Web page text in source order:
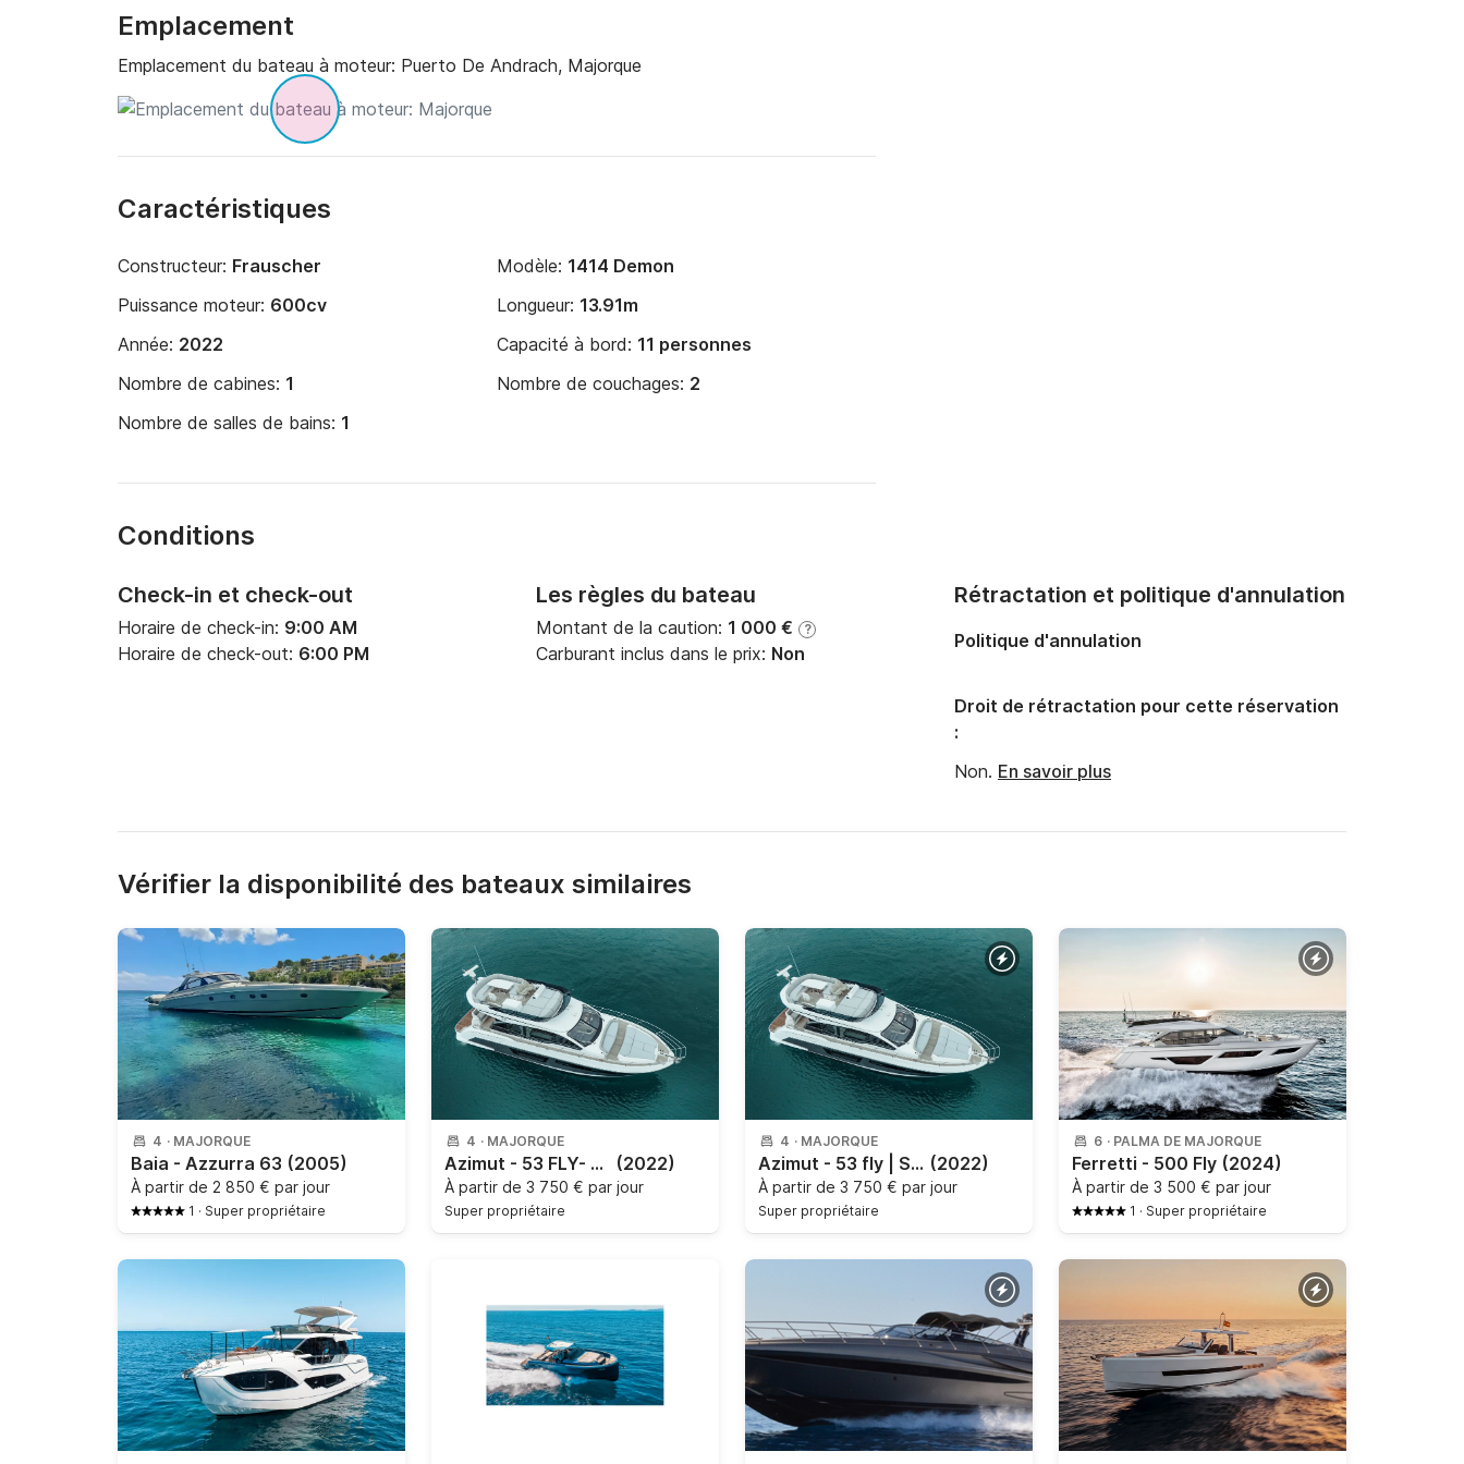
Emplacement
Emplacement du bateau à moteur: Puerto De Andrach, Majorque
Caractéristiques
Constructeur: Frauscher Modèle: 1414 Demon
Puissance moteur: 600cv Longueur: 13.91m
Année: 2022 Capacité à bord: 11 personnes
Nombre de cabines: 1 Nombre de couchages: 2
Nombre de salles de bains: 1
Conditions
Check-in et check-out
Horaire de check-in: 9:00 AM
Horaire de check-out: 6:00 PM
Les règles du bateau
Montant de la caution: 1 000 € ?
Carburant inclus dans le prix: Non
Rétractation et politique d'annulation
Politique d'annulation
Droit de rétractation pour cette réservation
:
Non. En savoir plus
Vérifier la disponibilité des bateaux similaires
4 · MAJORQUE
Baia - Azzurra 63 (2005)
À partir de 2 850 € par jour
1 · Super propriétaire
4 · MAJORQUE
Azimut - 53 FLY- SHEASELL (2022)
À partir de 3 750 € par jour
Super propriétaire
4 · MAJORQUE
Azimut - 53 fly | SEA SHELL (2022)
À partir de 3 750 € par jour
Super propriétaire
6 · PALMA DE MAJORQUE
Ferretti - 500 Fly (2024)
À partir de 3 500 € par jour
1 · Super propriétaire